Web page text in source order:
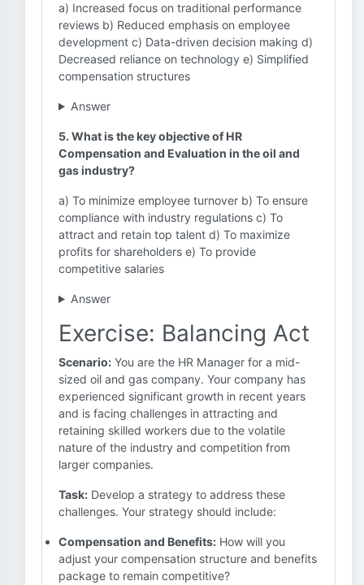
a) Increased focus on traditional performance
reviews b) Reduced emphasis on employee
development c) Data-driven decision making d)
Decreased reliance on technology e) Simplified
compensation structures
Answer
5. What is the key objective of HR
Compensation and Evaluation in the oil and
gas industry?
a) To minimize employee turnover b) To ensure
compliance with industry regulations c) To
attract and retain top talent d) To maximize
profits for shareholders e) To provide
competitive salaries
Answer
Exercise: Balancing Act
Scenario: You are the HR Manager for a mid-
sized oil and gas company. Your company has
experienced significant growth in recent years
and is facing challenges in attracting and
retaining skilled workers due to the volatile
nature of the industry and competition from
larger companies.
Task: Develop a strategy to address these
challenges. Your strategy should include:
Compensation and Benefits: How will you
adjust your compensation structure and benefits
package to remain competitive?